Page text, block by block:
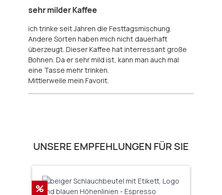
Bewertung mit 5 von 5 Sternen
sehr milder Kaffee
ich trinke seit Jahren die Festtagsmischung.
Andere Sorten haben mich nicht dauerhaft
überzeugt. Dieser Kaffee hat interressant große
Bohnen. Da er sehr mild ist, kann man auch mal
eine Tasse mehr trinken.
Mittlerweile mein Favorit.
Produktgalerie überspringen
UNSERE EMPFEHLUNGEN FÜR SIE
Rabatt
%